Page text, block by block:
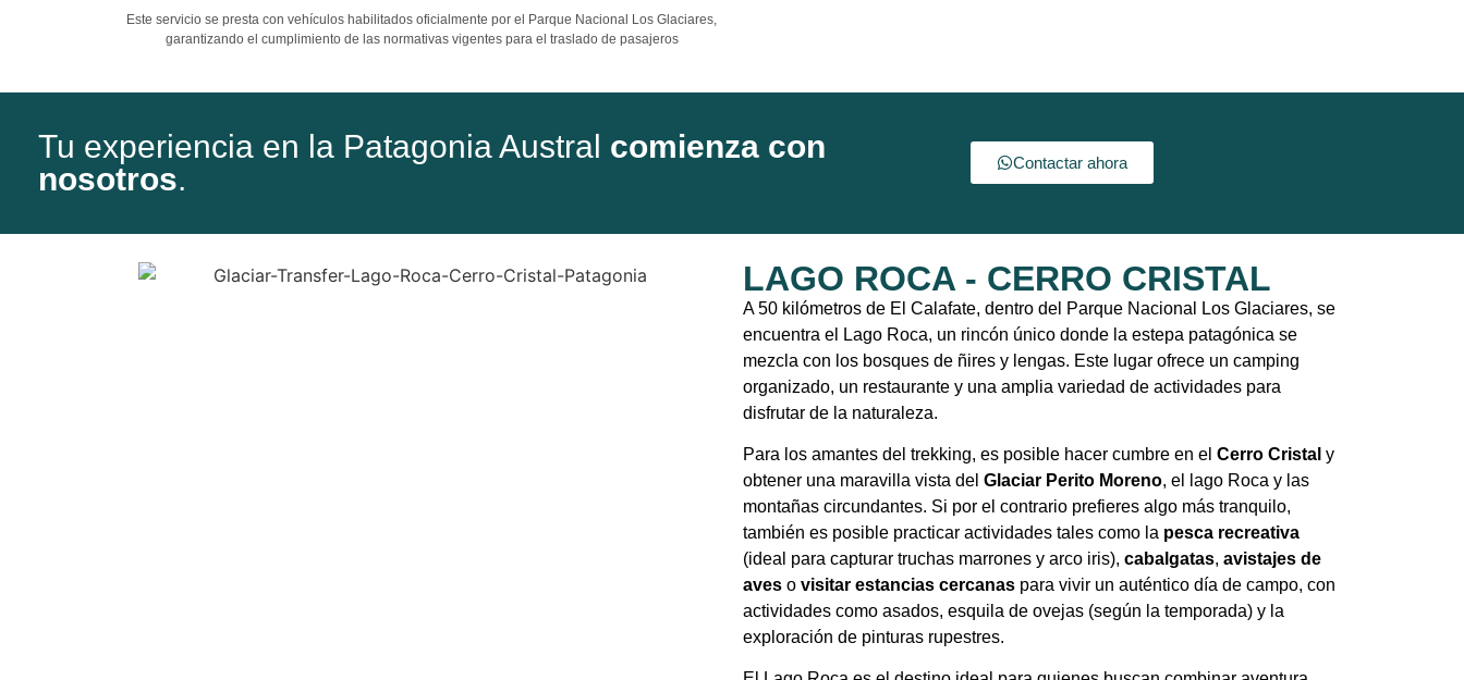
Este servicio se presta con vehículos habilitados oficialmente por el Parque Nacional Los Glaciares,
garantizando el cumplimiento de las normativas vigentes para el traslado de pasajeros
Tu experiencia en la Patagonia Austral comienza con
nosotros. Contactar ahora
LAGO ROCA - CERRO CRISTAL
A 50 kilómetros de El Calafate, dentro del Parque Nacional Los Glaciares, se
encuentra el Lago Roca, un rincón único donde la estepa patagónica se
mezcla con los bosques de ñires y lengas. Este lugar ofrece un camping
organizado, un restaurante y una amplia variedad de actividades para
disfrutar de la naturaleza.
Para los amantes del trekking, es posible hacer cumbre en el Cerro Cristal y
obtener una maravilla vista del Glaciar Perito Moreno, el lago Roca y las
montañas circundantes. Si por el contrario prefieres algo más tranquilo,
también es posible practicar actividades tales como la pesca recreativa
(ideal para capturar truchas marrones y arco iris), cabalgatas, avistajes de
aves o visitar estancias cercanas para vivir un auténtico día de campo, con
actividades como asados, esquila de ovejas (según la temporada) y la
exploración de pinturas rupestres.